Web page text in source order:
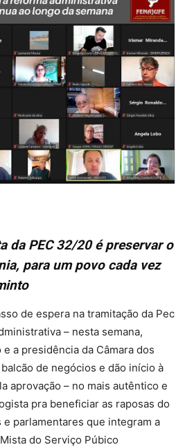
da PEC 32/20 é preservar o
para um povo cada vez
de espera na tramitação da Pec
– nesta semana,
a presidência da Câmara dos
de negócios e dão início à
aprovação – no mais autêntico e
pra beneficiar as raposas do
e parlamentares que integram a
do Serviço Púbico